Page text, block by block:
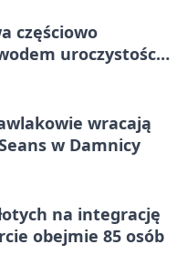
częściowo
uroczystości
wracają
w Damnicy
na integrację
obejmie 85 osób